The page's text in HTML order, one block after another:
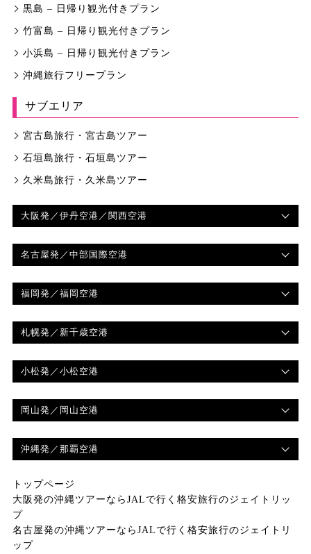
黒島 – 日帰り観光付きプラン
竹富島 – 日帰り観光付きプラン
小浜島 – 日帰り観光付きプラン
沖縄旅行フリープラン
サブエリア
宮古島旅行・宮古島ツアー
石垣島旅行・石垣島ツアー
久米島旅行・久米島ツアー
大阪発 ／伊丹空港／関西空港
名古屋発 ／中部国際空港
福岡発 ／福岡空港
札幌発 ／新千歳空港
小松発 ／小松空港
岡山発 ／岡山空港
沖縄発 ／那覇空港
トップページ
大阪発の沖縄ツアーならJALで行く格安旅行のジェイトリッ
プ
名古屋発の沖縄ツアーならJALで行く格安旅行のジェイトリ
ップ